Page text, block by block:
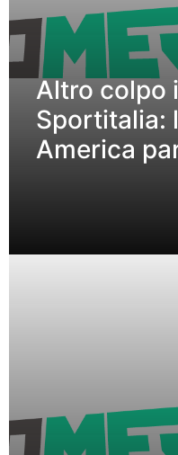
Altro colpo
Sportitalia:
America